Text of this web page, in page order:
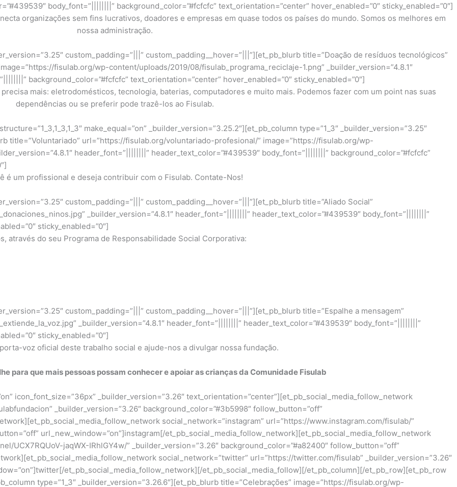
body_font=”||||||||” background_color=”#fcfcfc” text_orientation=”center” hover_enabled=”0″ sticky_enabled=”0″]
organizações sem fins lucrativos, doadores e empresas em quase todos os países do mundo. Somos os melhores em
nossa administração.
custom_padding=”|||” custom_padding__hover=”|||”][et_pb_blurb title=”Doação de resíduos tecnológicos”
fisulab.org/wp-content/uploads/2019/08/fisulab_programa_reciclaje-1.png” _builder_version=”4.8.1″
background_color=”#fcfcfc” text_orientation=”center” hover_enabled=”0″ sticky_enabled=”0″]
mais: eletrodomésticos, tecnologia, baterias, computadores e muito mais. Podemos fazer com um point nas suas
dependências ou se preferir pode trazê-los ao Fisulab.
make_equal=”on” _builder_version=”3.25.2″][et_pb_column type=”1_3″ _builder_version=”3.25″
title=”Voluntariado” url=”https://fisulab.org/voluntariado-profesional/” image=”https://fisulab.org/wp-
header_font=”||||||||” header_text_color=”#439539″ body_font=”||||||||” background_color=”#fcfcfc”
é um profissional e deseja contribuir com o Fisulab. Contate-Nos!
custom_padding=”|||” custom_padding__hover=”|||”][et_pb_blurb title=”Aliado Social”
_builder_version=”4.8.1″ header_font=”||||||||” header_text_color=”#439539″ body_font=”||||||||”
sticky_enabled=”0″]
do seu Programa de Responsabilidade Social Corporativa:
custom_padding=”|||” custom_padding__hover=”|||”][et_pb_blurb title=”Espalhe a mensagem”
_builder_version=”4.8.1″ header_font=”||||||||” header_text_color=”#439539″ body_font=”||||||||”
sticky_enabled=”0″]
voz oficial deste trabalho social e ajude-nos a divulgar nossa fundação.
para que mais pessoas possam conhecer e apoiar as crianças da Comunidade Fisulab
icon_font_size=”36px” _builder_version=”3.26″ text_orientation=”center”][et_pb_social_media_follow_network
_builder_version=”3.26″ background_color=”#3b5998″ follow_button=”off”
social_network=”instagram” url=”https://www.instagram.com/fisulab/”
url_new_window=”on”]instagram[/et_pb_social_media_follow_network][et_pb_social_media_follow_network
UCX7RQUoV-jaqWX-IRhlGY4w/” _builder_version=”3.26″ background_color=”#a82400″ follow_button=”off”
social_network=”twitter” url=”https://twitter.com/fisulab” _builder_version=”3.26″
et_pb_social_media_follow_network][/et_pb_social_media_follow][/et_pb_column][/et_pb_row][et_pb_row
type=”1_3″ _builder_version=”3.26.6″][et_pb_blurb title=”Celebrações” image=”https://fisulab.org/wp-